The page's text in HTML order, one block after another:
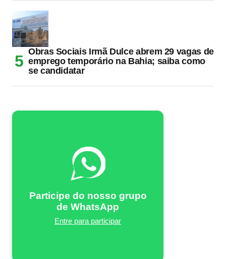
Obras Sociais Irmã Dulce abrem 29 vagas de
emprego temporário na Bahia; saiba como
se candidatar
Participe do nosso grupo
de WhatsApp
Entre para participar